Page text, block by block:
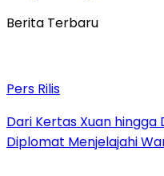
Berita Terbaru
Pers Rilis
Dari Kertas Xuan hingga
Diplomat Menjelajahi